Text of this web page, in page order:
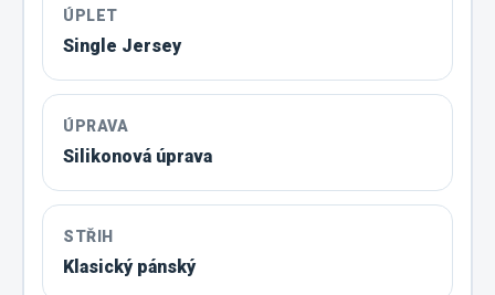
ÚPLET
Single Jersey
ÚPRAVA
Silikonová úprava
STŘIH
Klasický pánský